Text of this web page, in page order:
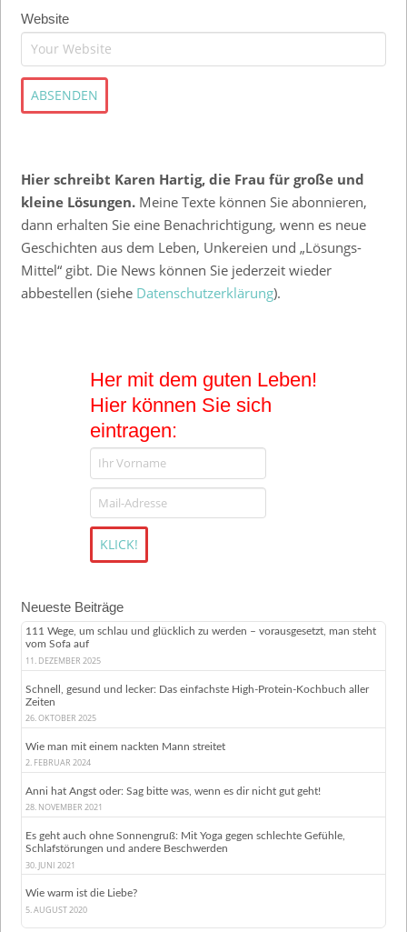
Website
Hier schreibt Karen Hartig, die Frau für große und
kleine Lösungen. Meine Texte können Sie abonnieren,
dann erhalten Sie eine Benachrichtigung, wenn es neue
Geschichten aus dem Leben, Unkereien und „Lösungs-
Mittel“ gibt. Die News können Sie jederzeit wieder
abbestellen (siehe Datenschutzerklärung).
Her mit dem guten Leben!
Hier können Sie sich
eintragen:
Neueste Beiträge
111 Wege, um schlau und glücklich zu werden – vorausgesetzt, man steht
vom Sofa auf
11. DEZEMBER 2025
Schnell, gesund und lecker: Das einfachste High-Protein-Kochbuch aller
Zeiten
26. OKTOBER 2025
Wie man mit einem nackten Mann streitet
2. FEBRUAR 2024
Anni hat Angst oder: Sag bitte was, wenn es dir nicht gut geht!
28. NOVEMBER 2021
Es geht auch ohne Sonnengruß: Mit Yoga gegen schlechte Gefühle,
Schlafstörungen und andere Beschwerden
30. JUNI 2021
Wie warm ist die Liebe?
5. AUGUST 2020